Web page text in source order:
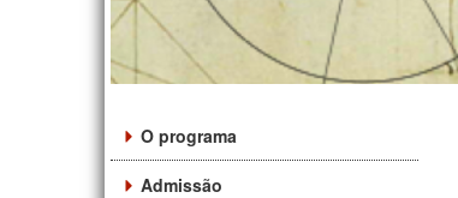
O programa
Admissão